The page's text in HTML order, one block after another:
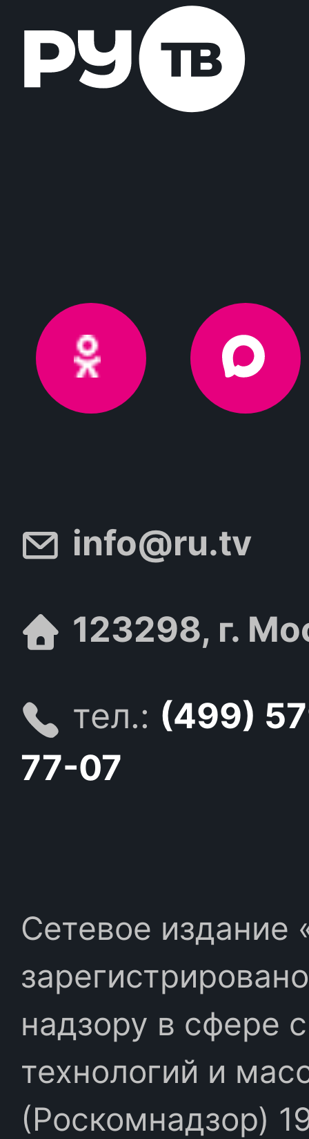
info@ru.tv
123298, г.
тел.: (499)
77-07
Сетевое издание
надзору в сфере
технологий и
(Роскомнадзор)